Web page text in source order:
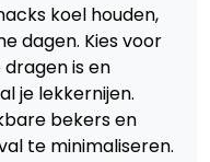
koel houden,
dagen. Kies voor
is en
je lekkernijen.
bekers en
te minimaliseren.